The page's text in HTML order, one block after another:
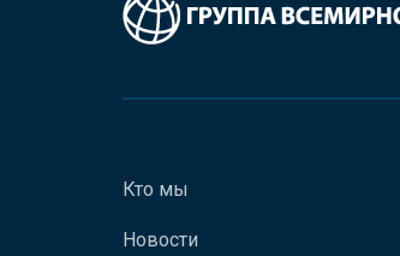
Кто мы
Новости